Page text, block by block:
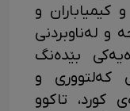
کیمیاباران و
لەناوبردنی
بێدەنگ
کەلتووری و
کورد، تاکوو